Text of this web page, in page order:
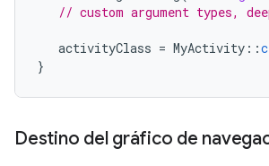
// custom argument types,
activityClass = MyActivity ::
}
Destino del gráfico de